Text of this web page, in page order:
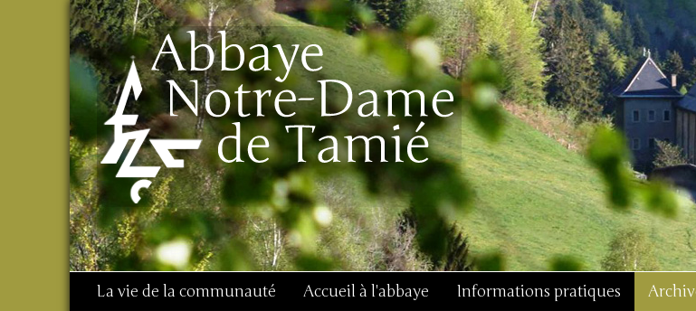
Aller
au
contenu.
|
Aller
à
navigation
Outils
personnels
Chercher par
Recherche
avancée…
La vie de la communauté Accueil à l'abbaye Informations pratiques